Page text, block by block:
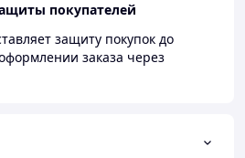
покупателей
защиту покупок до
заказа через